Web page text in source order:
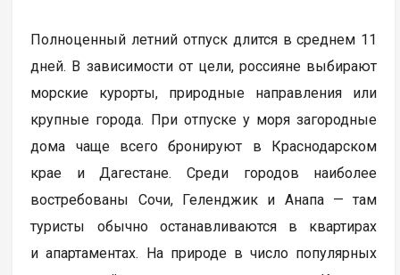
Полноценный летний отпуск длится в среднем 11
дней. В зависимости от цели, россияне выбирают
морские курорты, природные направления или
крупные города. При отпуске у моря загородные
дома чаще всего бронируют в Краснодарском
крае и Дагестане. Среди городов наиболее
востребованы Сочи, Геленджик и Анапа — там
туристы обычно останавливаются в квартирах
и апартаментах. На природе в число популярных